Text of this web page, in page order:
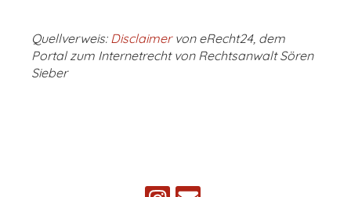
Quellverweis: Disclaimervon eRecht24, dem
Portal zum Internetrecht von Rechtsanwalt Sören
Sieber